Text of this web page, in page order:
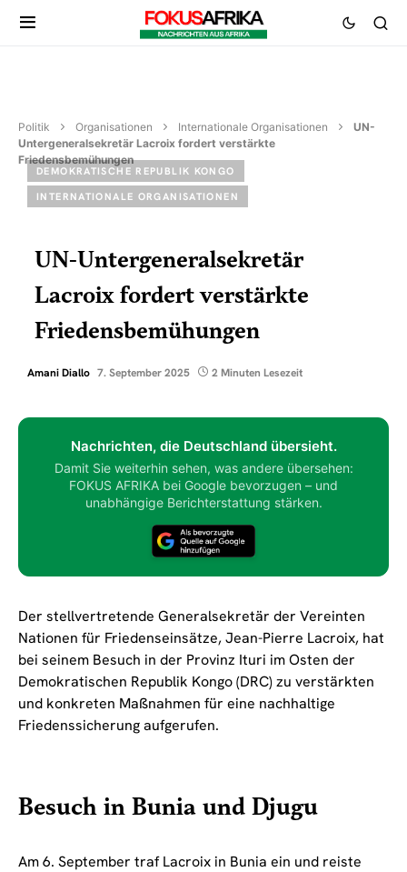
Politik Organisationen Internationale Organisationen
UN-
Untergeneralsekretär Lacroix fordert verstärkte
Friedensbemühungen
DEMOKRATISCHE REPUBLIK KONGO
INTERNATIONALE ORGANISATIONEN
UN-Untergeneralsekretär
Lacroix fordert verstärkte
Friedensbemühungen
Amani Diallo 7. September 2025 2 Minuten Lesezeit
Nachrichten, die Deutschland übersieht.
Damit Sie weiterhin sehen, was andere übersehen:
FOKUS AFRIKA bei Google bevorzugen – und
unabhängige Berichterstattung stärken.
Der stellvertretende Generalsekretär der Vereinten
Nationen für Friedenseinsätze, Jean-Pierre Lacroix, hat
bei seinem Besuch in der Provinz Ituri im Osten der
Demokratischen Republik Kongo (DRC) zu verstärkten
und konkreten Maßnahmen für eine nachhaltige
Friedenssicherung aufgerufen.
Besuch in Bunia und Djugu
Am 6. September traf Lacroix in Bunia ein und reiste